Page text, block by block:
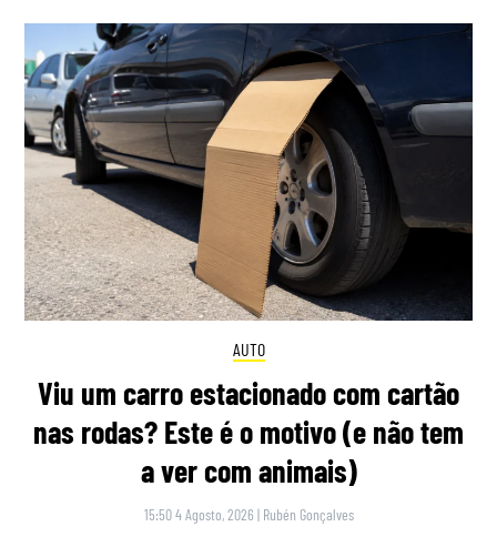
AUTO
Viu um carro estacionado com cartão
nas rodas? Este é o motivo (e não tem
a ver com animais)
15:50 4 Agosto, 2026 | Rubén Gonçalves